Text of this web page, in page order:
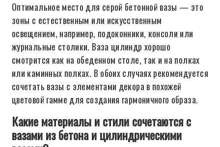
Оптимальное место для серой бетонной вазы — это
зоны с естественным или искусственным
освещением, например, подоконники, консоли или
журнальные столики. Ваза цилиндр хорошо
смотрится как на обеденном столе, так и на полках
или каминных полках. В обоих случаях рекомендуется
сочетать вазы с элементами декора в похожей
цветовой гамме для создания гармоничного образа.
Какие материалы и стили сочетаются с
вазами из бетона и цилиндрическими